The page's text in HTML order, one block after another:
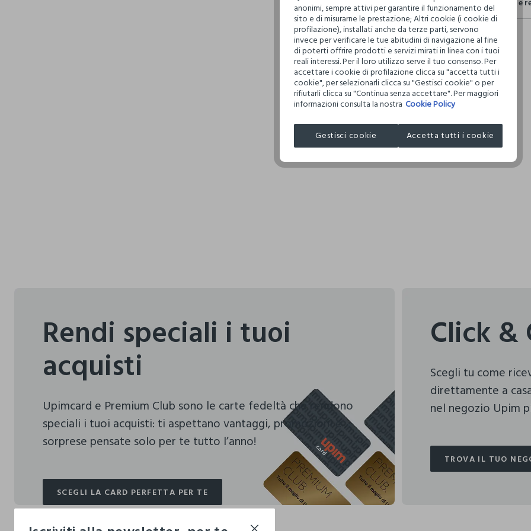
NON
Il 100% dei
fisici, per
restrittivi
Clicca qui
I nostri
MADE IN
Hai fino a
per
Rendi speciali i tuoi
acquisti
Upimcard e Premium Club sono le carte fedeltà che rendono
speciali i tuoi acquisti: ti aspettano vantaggi, promozioni e
sorprese pensate solo per te tutto l’anno!
SCEGLI LA CARD PERFETTA PER TE
SCEGLI LA CARD PERFETTA PER TE
Click &
Scegli tu come
direttamente a
nel negozio Upim
TROVA IL TUO
TROVA IL TUO
anonimi, sempre attivi per garantire il funzionamento del
sito e di misurarne le prestazione; Altri cookie (i cookie di
profilazione), installati anche da terze parti, servono
invece per verificare le tue abitudini di navigazione al fine
di poterti offrire prodotti e servizi mirati in linea con i tuoi
reali interessi. Per il loro utilizzo serve il tuo consenso. Per
accettare i cookie di profilazione clicca su "accetta tutti i
cookie", per selezionarli clicca su "Gestisci cookie" o per
rifiutarli clicca su "Continua senza accettare". Per maggiori
informazioni consulta la nostra Cookie Policy
Gestisci cookie Accetta tutti i cookie